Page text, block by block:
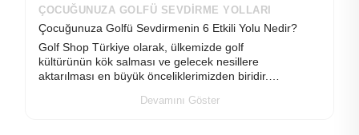
ÇOCUĞUNUZA GOLFÜ SEVDIRME YOLLARI
Çocuğunuza Golfü Sevdirmenin 6 Etkili Yolu Nedir?
Golf Shop Türkiye olarak, ülkemizde golf
kültürünün kök salması ve gelecek nesillere
aktarılması en büyük önceliklerimizden biridir.
Devamını Göster